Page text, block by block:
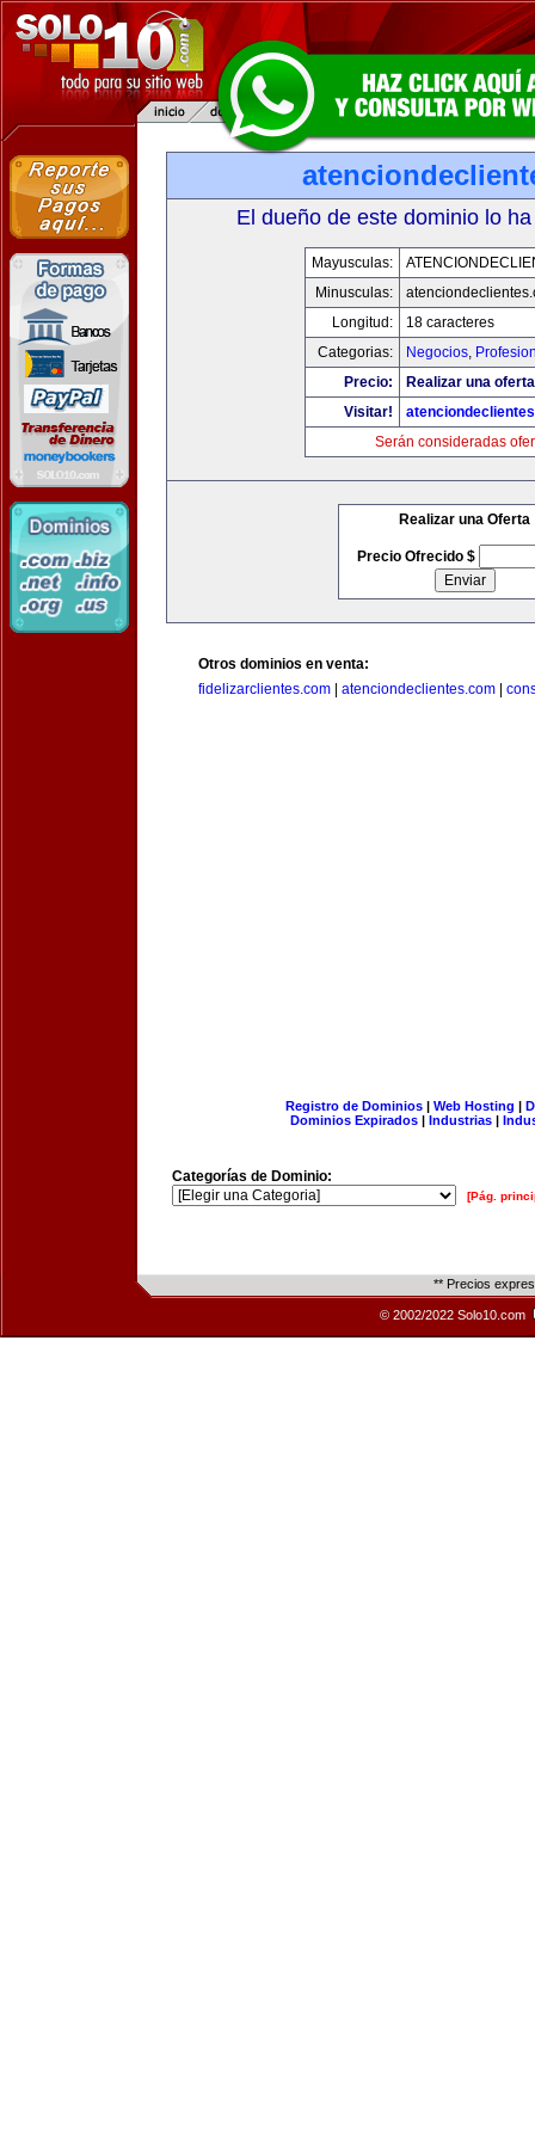
El dueño de este dominio lo
Mayusculas:
Minusculas:
Longitud:
18 caracteres
Categorias:
Negocios,
Precio:
Realizar una
Visitar!
Serán consideradas
Realizar una Oferta
Precio Ofrecido $
Otros dominios en venta:
fidelizarclientes.com
atenciondeclientes.com
Registro de Dominios| Web Hosting |
Dominios Expirados | Industrias |
Categorías de Dominio:
[Pág.
** Precios
© 2002/2022 Solo10.com